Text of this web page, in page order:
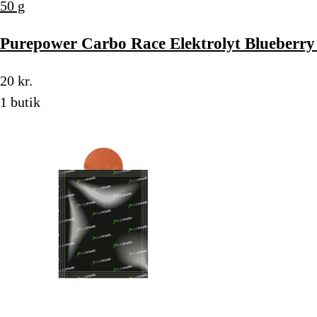
50 g
Purepower Carbo Race Elektrolyt Blueberry
20 kr.
1 butik